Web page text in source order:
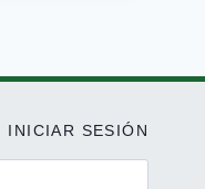
INICIAR SESIÓN